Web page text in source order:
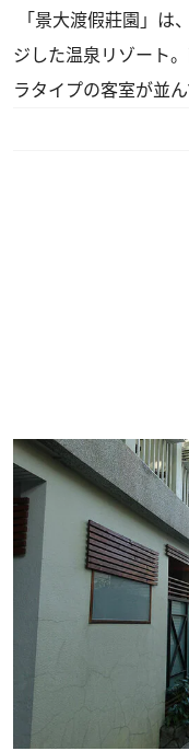
「景大渡假莊園」は
ジした温泉リゾート
ラタイプの客室が並ん